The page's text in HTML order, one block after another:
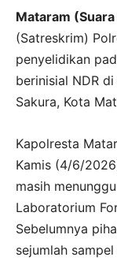
Mataram (Suara
(Satreskrim)
penyelidikan
berinisial NDR
Sakura, Kota
Kapolresta
Kamis (4/6/
masih
Laboratorium
Sebelumnya
sejumlah